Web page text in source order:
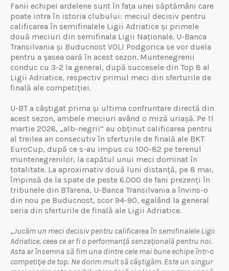
Fanii echipei ardelene sunt în fața unei săptămâni care
poate intra în istoria clubului: meciul decisiv pentru
calificarea în semifinalele Ligii Adriatice și primele
două meciuri din semifinala Ligii Naționale. U-Banca
Transilvania și Buducnost VOLI Podgorica se vor duela
pentru a șasea oară în acest sezon. Muntenegrenii
conduc cu 3-2 la general, după succesele din Top 8 al
Ligii Adriatice, respectiv primul meci din sferturile de
finală ale competiției.
U-BT a câștigat prima și ultima confruntare directă din
acest sezon, ambele meciuri având o miză uriașă. Pe 11
martie 2026, „alb-negrii” au obținut calificarea pentru
al treilea an consecutiv în sferturile de finală ale BKT
EuroCup, după ce s-au impus cu 100-82 pe terenul
muntenegrenilor, la capătul unui meci dominat în
totalitate. La aproximativ două luni distanță, pe 8 mai,
împinsă de la spate de peste 6.000 de fani prezenți în
tribunele din BTarena, U-Banca Transilvania a învins-o
din nou pe Buducnost, scor 94-90, egalând la general
seria din sferturile de finală ale Ligii Adriatice.
„Jucăm un meci decisiv pentru calificarea în semifinalele Ligii
Adriatice, ceea ce ar fi o performanță senzațională pentru noi.
Asta ar însemna să fim una dintre cele mai bune echipe într-o
competiție de top. Ne dorim mult să câștigăm. Este un singur